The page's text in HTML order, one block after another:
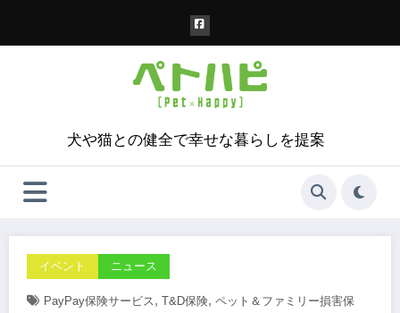
犬や猫との健全で幸せな暮らしを提案
イベント ニュース
PayPay保険サービス, T&D保険, ペット＆ファミリー損害保